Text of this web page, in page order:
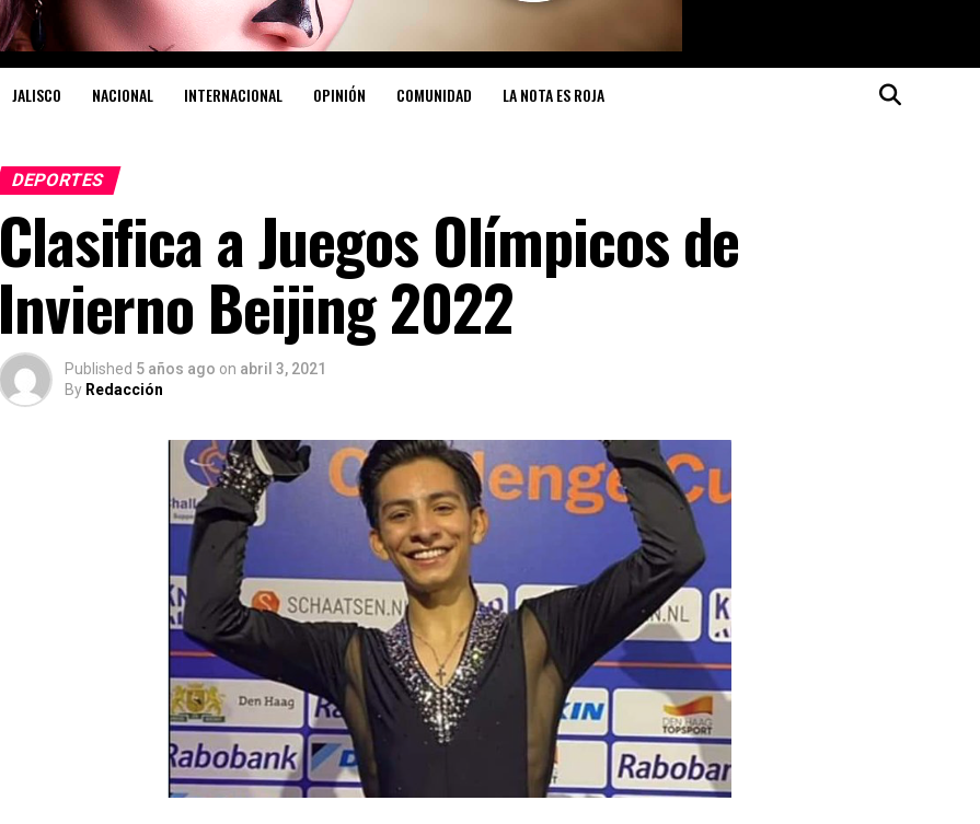
JALISCO NACIONAL INTERNACIONAL OPINIÓN COMUNIDAD LA NOTA ES ROJA
DEPORTES
Clasifica a Juegos Olímpicos de
Invierno Beijing 2022
Published 5 años ago on abril 3, 2021
By Redacción